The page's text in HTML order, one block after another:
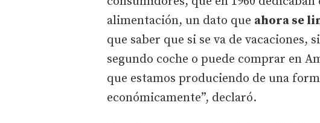
alimentación, un dato que ahora se
que saber que si se va de vacaciones,
segundo coche o puede comprar en
que estamos produciendo de una
económicamente”, declaró.